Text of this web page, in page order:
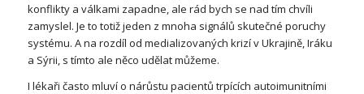
konflikty a válkami zapadne, ale rád bych se nad tím chvíli
zamyslel. Je to totiž jeden z mnoha signálů skutečné poruchy
systému. A na rozdíl od medializovaných krizí v Ukrajině, Iráku
a Sýrii, s tímto ale něco udělat můžeme.
I lékaři často mluví o nárůstu pacientů trpících autoimunitními